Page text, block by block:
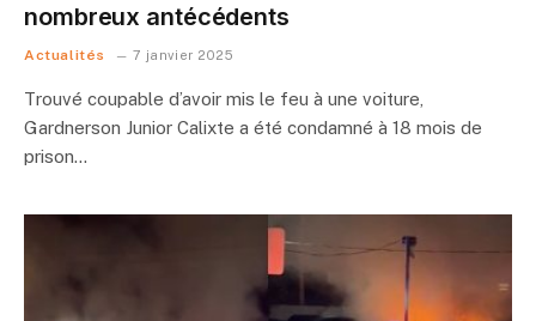
nombreux antécédents
Actualités 7 janvier 2025
Trouvé coupable d’avoir mis le feu à une voiture,
Gardnerson Junior Calixte a été condamné à 18 mois de
prison…